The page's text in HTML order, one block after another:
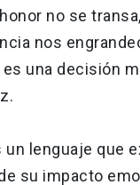
no se
nos
es una decisión
un lenguaje que
su impacto